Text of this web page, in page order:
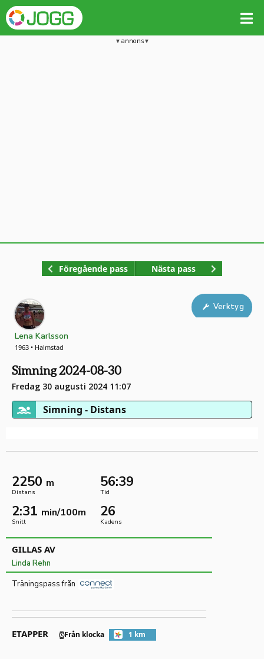
annons
Föregående pass Nästa pass
Lena Karlsson
1963 • Halmstad
Simning 2024-08-30
Fredag 30 augusti 2024 11:07
Simning - Distans
Verktyg
2250 m
Distans
56:39
Tid
2:31 min/100m
Snitt
26
Kadens
GILLAS AV
Linda Rehn
Träningspass från
ETAPPER Från klocka 1 km